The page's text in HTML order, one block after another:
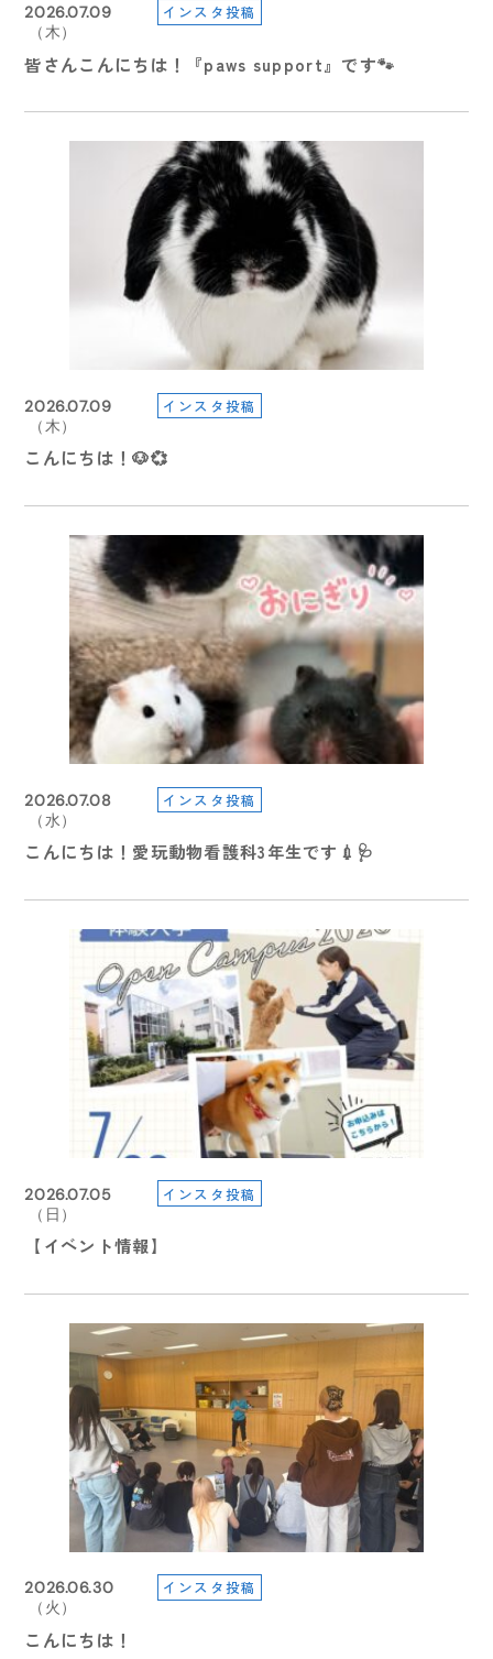
2026.08.05
（水）
【information】休業について
2026.08.05
（水）
インスタ投稿
こんにちは、暑い日々が続いてます。
2026.08.03
（月）
インスタ投稿
今日は、先日開催された体育祭、
2026.08.01
（土）
インスタ投稿
こんにちは🌞
2026.07.30
（木）
インスタ投稿
皆さんこんにちは！
2026.07.26
（日）
インスタ投稿
【イベント情報】
2026.07.05
（日）
インスタ投稿
【イベント情報】
2026.06.28
（日）
【受験生の方へ】7/１（水）より総合型選抜・総合型
2026.06.22
（月）
インスタ投稿
【イベント情報】
2026.06.10
（水）
インスタ投稿
【イベント情報】
2024.10.15（火）
【学園祭2024】学園祭へご来場の皆さま
（木）
【学園祭2024】開催いたします🏫
2022.09.07
令和４年度学園祭について（9/7付）
2022.08.06
【重要】９月４日までに愛玩動物看護師予備試験に係
る証明書「様式４」が必要な方へご案内
2025.05.23
（金）
【在校生連絡】本日（5月23日）の授業について
2024.10.15（火）
【学園祭2024】学園祭へご来場の皆さま
2024.09.30
【Information】読売新聞月曜夕刊にて本校専任獣医
師 横田薫先生のコメントが紹介されました！
2024.08.30
【在校生連絡】台風１０号の本校の対応について
2024.02.06
【在校生連絡】本日（２月６日）の授業について
2026.06.02
（火）
インスタ投稿
【在校生連絡】明日（6月3日）の授業について
2026.05.27
（水）
６月のイベント情報
2026.04.27
（月）
5月 イベントのご案内
2026.04.07
（火）
学校説明会
1
2026.07.09
（木）
インスタ投稿
皆さんこんにちは！『paws support』です🐾
2026.07.09
（木）
インスタ投稿
こんにちは！🐶💞
2026.07.08
（水）
インスタ投稿
こんにちは！愛玩動物看護科3年生です💉🩺
2026.07.05
（日）
インスタ投稿
【イベント情報】
2026.06.30
（火）
インスタ投稿
こんにちは！